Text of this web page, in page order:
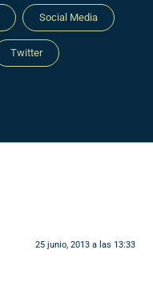
Social Media
Twitter
25 junio, 2013 a las 13:33